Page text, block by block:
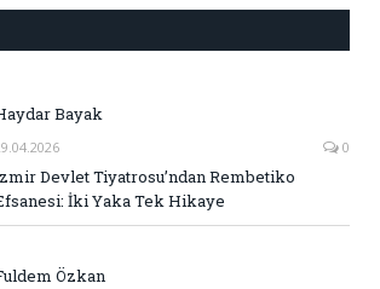
Bayak
0
Devlet Tiyatrosu’ndan Rembetiko
İki Yaka Tek Hikaye
Özkan